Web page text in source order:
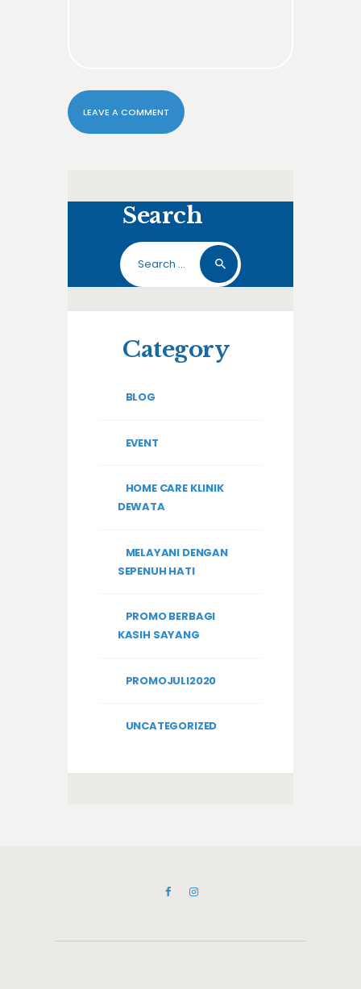
Search
Search
for:
Category
BLOG
EVENT
HOME CARE KLINIK
DEWATA
MELAYANI DENGAN
SEPENUH HATI
PROMO BERBAGI
KASIH SAYANG
PROMOJULI2020
UNCATEGORIZED